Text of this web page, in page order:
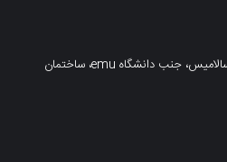
قبرس شمالی، فاماگوستا، خیابان سالامیس، جنب دانشگاه emu، ساختمان